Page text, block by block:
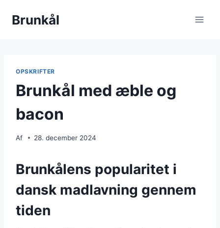
Brunkål
OPSKRIFTER
Brunkål med æble og
bacon
Af 28. december 2024
Brunkålens popularitet i
dansk madlavning gennem
tiden